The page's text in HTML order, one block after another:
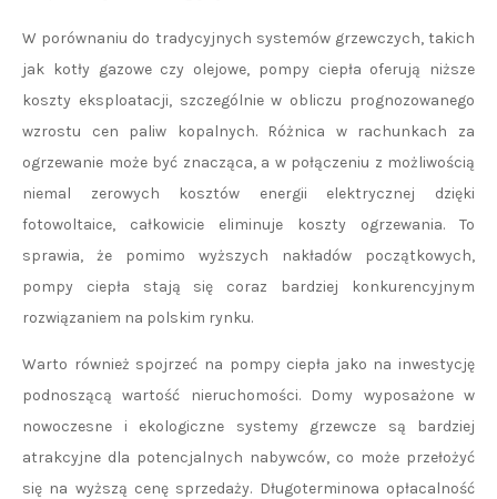
W porównaniu do tradycyjnych systemów grzewczych, takich
jak kotły gazowe czy olejowe, pompy ciepła oferują niższe
koszty eksploatacji, szczególnie w obliczu prognozowanego
wzrostu cen paliw kopalnych. Różnica w rachunkach za
ogrzewanie może być znacząca, a w połączeniu z możliwością
niemal zerowych kosztów energii elektrycznej dzięki
fotowoltaice, całkowicie eliminuje koszty ogrzewania. To
sprawia, że pomimo wyższych nakładów początkowych,
pompy ciepła stają się coraz bardziej konkurencyjnym
rozwiązaniem na polskim rynku.
Warto również spojrzeć na pompy ciepła jako na inwestycję
podnoszącą wartość nieruchomości. Domy wyposażone w
nowoczesne i ekologiczne systemy grzewcze są bardziej
atrakcyjne dla potencjalnych nabywców, co może przełożyć
się na wyższą cenę sprzedaży. Długoterminowa opłacalność